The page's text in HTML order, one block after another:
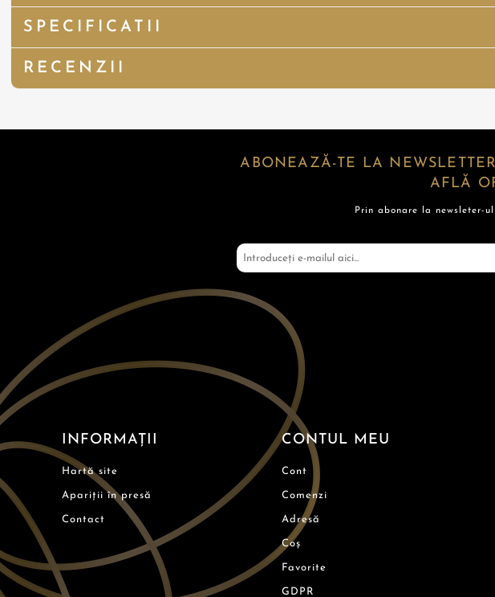
SPECIFICATII
RECENZII
ABONEAZĂ-TE LA
AFLĂ
Prin abonare la newsleter-
INFORMAȚII
Hartă site
Apariții în presă
Contact
CONTUL MEU
Cont
Comenzi
Adresă
Coș
Favorite
GDPR